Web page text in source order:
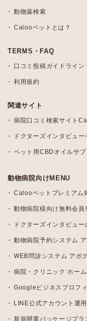
動物薬検索
Calooペットとは？
TERMS・FAQ
口コミ投稿ガイドライン
利用規約
関連サイト
病院口コミ検索サイト
ドクターズインタビュー
ペット用CBDオイルサ
動物病院向けMENU
Calooペットプレミアム
動物病院様向け無料会員
ドクターズインタビュ
動物病院予約システム
WEB問診システム アポ
病院・クリニック ホー
Googleビジネスプロフ
LINE公式アカウント運
新規開業パッケージプラ